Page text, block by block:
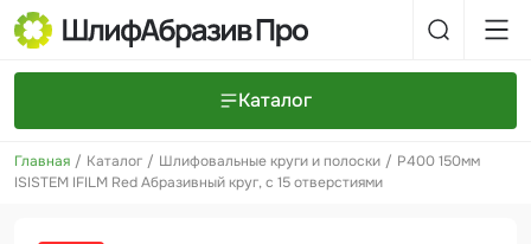
Каталог
О компании
Доставка и оплата
Шлифовальные круги и полоски
Главная Каталог Шлифовальные круги и полоски
P400 150мм
ISISTEM IFILM Red Абразивный круг, с 15 отверстиями